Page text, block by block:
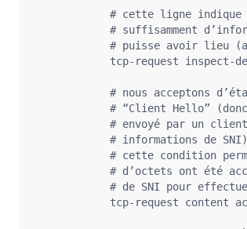
# cette ligne
# suffisamment
# puisse avoir lieu
tcp-request inspect-
# nous acceptons
# “Client Hello”
# envoyé par un
            # informations de SNI)
# cette condition
# d’octets ont été
# de SNI pour
tcp-request content